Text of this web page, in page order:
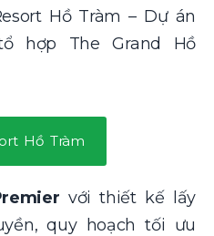
Hồ Tràm – Dự án
hợp The Grand Hồ
Hồ Tràm
với thiết kế lấy
quy hoạch tối ưu